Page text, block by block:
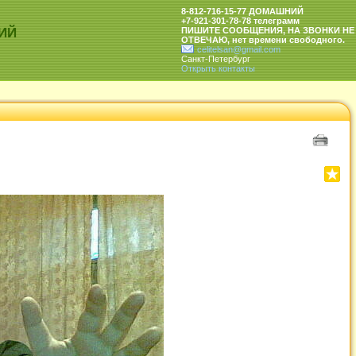
8-812-716-15-77 ДОМАШНИЙ
+7-921-301-78-78 телеграмм
ПИШИТЕ СООБЩЕНИЯ, НА ЗВОНКИ НЕ
ОТВЕЧАЮ, нет времени свободного.
celitelsan@gmail.com
Санкт-Петербург
Открыть контакты